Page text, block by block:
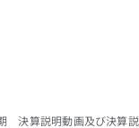
決算説明動画及び決算説